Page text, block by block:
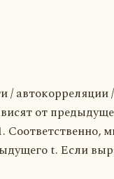
/
от
t. Если